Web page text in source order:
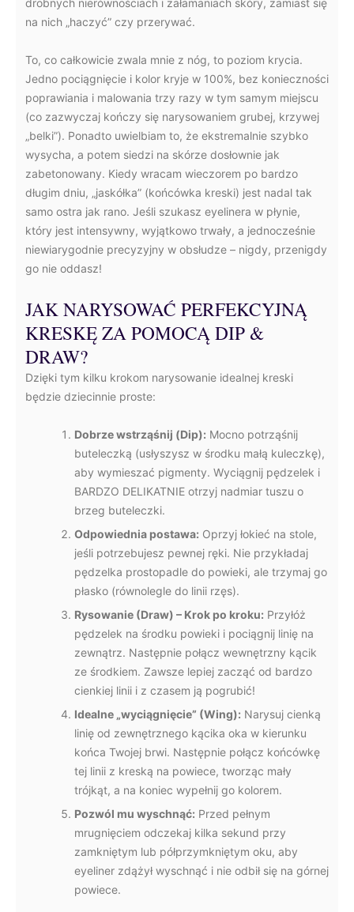
drobnych nierównościach i załamaniach skóry, zamiast się
na nich „haczyć” czy przerywać.
To, co całkowicie zwala mnie z nóg, to poziom krycia.
Jedno pociągnięcie i kolor kryje w 100%, bez konieczności
poprawiania i malowania trzy razy w tym samym miejscu
(co zazwyczaj kończy się narysowaniem grubej, krzywej
„belki”). Ponadto uwielbiam to, że ekstremalnie szybko
wysycha, a potem siedzi na skórze dosłownie jak
zabetonowany. Kiedy wracam wieczorem po bardzo
długim dniu, „jaskółka” (końcówka kreski) jest nadal tak
samo ostra jak rano. Jeśli szukasz eyelinera w płynie,
który jest intensywny, wyjątkowo trwały, a jednocześnie
niewiarygodnie precyzyjny w obsłudze – nigdy, przenigdy
go nie oddasz!
JAK NARYSOWAĆ PERFEKCYJNĄ
KRESKĘ ZA POMOCĄ DIP &
DRAW?
Dzięki tym kilku krokom narysowanie idealnej kreski
będzie dziecinnie proste:
Dobrze wstrząśnij (Dip): Mocno potrząśnij
buteleczką (usłyszysz w środku małą kuleczkę),
aby wymieszać pigmenty. Wyciągnij pędzelek i
BARDZO DELIKATNIE otrzyj nadmiar tuszu o
brzeg buteleczki.
Odpowiednia postawa: Oprzyj łokieć na stole,
jeśli potrzebujesz pewnej ręki. Nie przykładaj
pędzelka prostopadle do powieki, ale trzymaj go
płasko (równolegle do linii rzęs).
Rysowanie (Draw) – Krok po kroku: Przyłóż
pędzelek na środku powieki i pociągnij linię na
zewnątrz. Następnie połącz wewnętrzny kącik
ze środkiem. Zawsze lepiej zacząć od bardzo
cienkiej linii i z czasem ją pogrubić!
Idealne „wyciągnięcie” (Wing): Narysuj cienką
linię od zewnętrznego kącika oka w kierunku
końca Twojej brwi. Następnie połącz końcówkę
tej linii z kreską na powiece, tworząc mały
trójkąt, a na koniec wypełnij go kolorem.
Pozwól mu wyschnąć: Przed pełnym
mrugnięciem odczekaj kilka sekund przy
zamkniętym lub półprzymkniętym oku, aby
eyeliner zdążył wyschnąć i nie odbił się na górnej
powiece.